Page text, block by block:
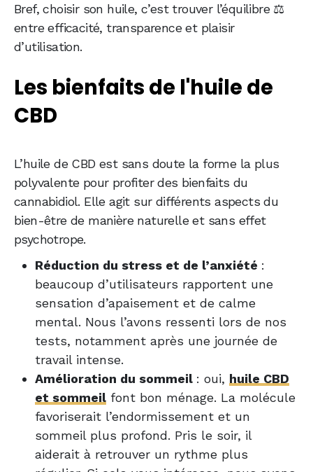
Bref, choisir son huile, c’est trouver l’équilibre ⚖️
entre efficacité, transparence et plaisir
d’utilisation.
Les bienfaits de l'huile de
CBD
L’huile de CBD est sans doute la forme la plus
polyvalente pour profiter des bienfaits du
cannabidiol. Elle agit sur différents aspects du
bien-être de manière naturelle et sans effet
psychotrope.
Réduction du stress et de l’anxiété :
beaucoup d’utilisateurs rapportent une
sensation d’apaisement et de calme
mental. Nous l’avons ressenti lors de nos
tests, notamment après une journée de
travail intense.
Amélioration du sommeil : oui, huile CBD
et sommeil font bon ménage. La molécule
favoriserait l’endormissement et un
sommeil plus profond. Pris le soir, il
aiderait à retrouver un rythme plus